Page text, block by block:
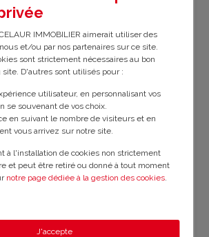
D
de la consommation énergétique annuelle
de la consommation énergétique annuelle
IMMOBILIER aimerait utiliser des
et/ou par nos partenaires sur ce site.
sont strictement nécessaires au bon
D'autres sont utilisés pour :
utilisateur, en personnalisant vos
se souvenant de vos choix.
en suivant le nombre de visiteurs et en
vous arrivez sur notre site.
à l'installation de cookies non strictement
et peut être retiré ou donné à tout moment
notre page dédiée à la gestion des cookies
J'accepte